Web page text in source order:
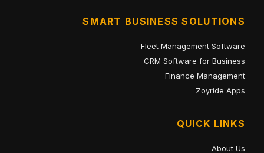
SMART BUSINESS SOLUTIONS
Fleet Management Software
CRM Software for Business
Finance Management
Zoyride Apps
QUICK LINKS
About Us